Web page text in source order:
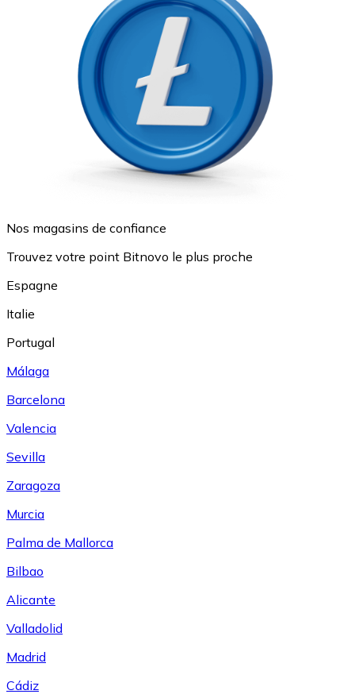
Nos magasins de confiance
Trouvez votre point Bitnovo le plus proche
Espagne
Italie
Portugal
Málaga
Barcelona
Valencia
Sevilla
Zaragoza
Murcia
Palma de Mallorca
Bilbao
Alicante
Valladolid
Madrid
Cádiz